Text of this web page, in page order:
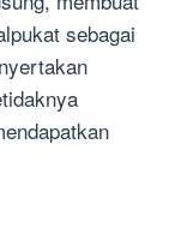
sebagai